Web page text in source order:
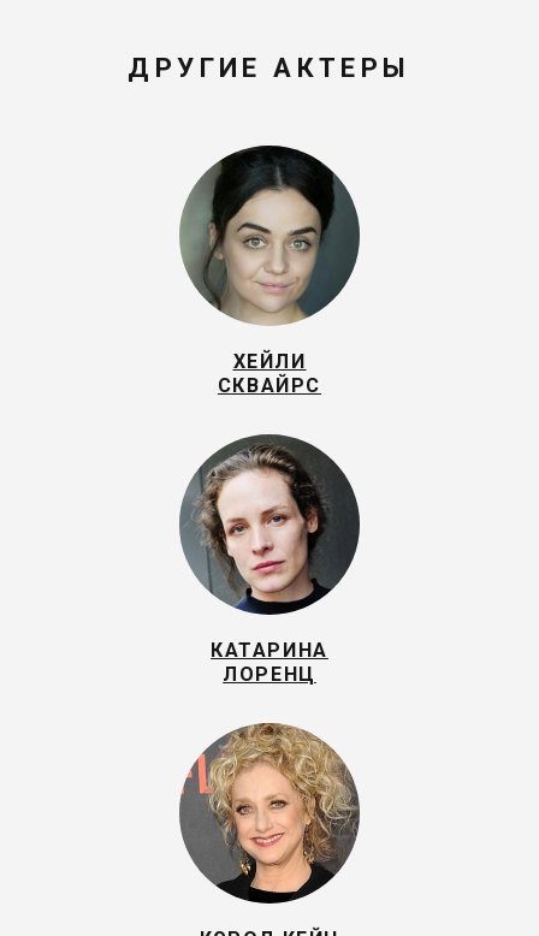
ДРУГИЕ АКТЕРЫ
ХЕЙЛИ
СКВАЙРС
КАТАРИНА
ЛОРЕНЦ